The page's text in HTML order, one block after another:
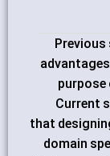
Previous
Current
that
domain